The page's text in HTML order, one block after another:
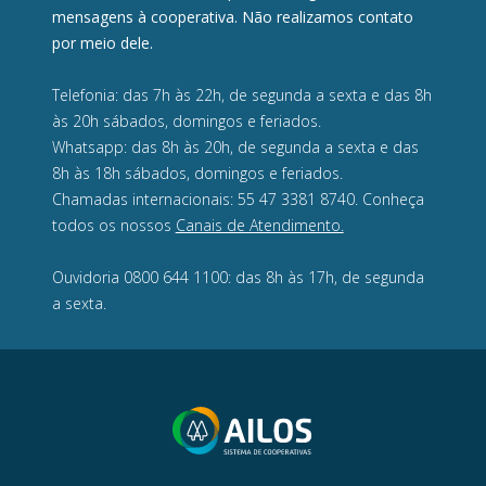
mensagens à cooperativa. Não realizamos contato
por meio dele.
Telefonia: das 7h às 22h, de segunda a sexta e das 8h
às 20h sábados, domingos e feriados.
Whatsapp: das 8h às 20h, de segunda a sexta e das
8h às 18h sábados, domingos e feriados.
Chamadas internacionais: 55 47 3381 8740. Conheça
todos os nossos Canais de Atendimento.
Ouvidoria 0800 644 1100: das 8h às 17h, de segunda
a sexta.